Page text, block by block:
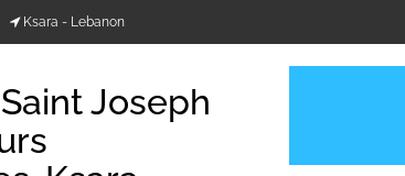
Ksara - Lebanon
Joseph